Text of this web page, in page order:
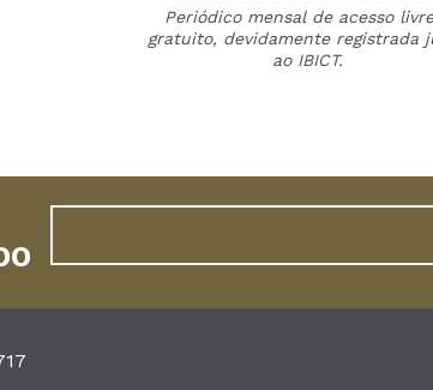
Periódico mensal de acesso
gratuito, devidamente registrada
ao IBICT.